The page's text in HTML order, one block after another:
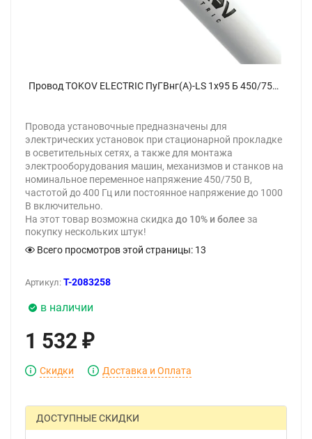
Провод TOKOV ELECTRIC ПуГВнг(А)-LS 1х95 Б 450/750В (м) 00-00028123 - фото
Провода установочные предназначены для
электрических установок при стационарной прокладке
в осветительных сетях, а также для монтажа
электрооборудования машин, механизмов и станков на
номинальное переменное напряжение 450/750 В,
частотой до 400 Гц или постоянное напряжение до 1000
В включительно.
На этот товар возможна скидка до 10% и более за
покупку нескольких штук!
Всего просмотров этой страницы: 13
Артикул: T-2083258
в наличии
1 532 ₽
Скидки Доставка и Оплата
ДОСТУПНЫЕ СКИДКИ